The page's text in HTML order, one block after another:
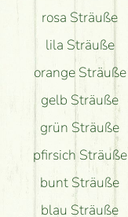
rosa Sträuße
lila Sträuße
orange Sträuße
gelb Sträuße
grün Sträuße
pfirsich Sträuße
bunt Sträuße
blau Sträuße